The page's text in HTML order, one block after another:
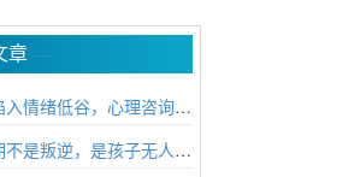
章—
情绪低谷，心理咨询能带
是叛逆，是孩子无人理解